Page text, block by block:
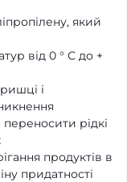
який
від 0 ° С до +
і
рідкі
продуктів в
придатності